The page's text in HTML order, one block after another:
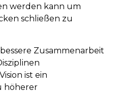
werden kann um
schließen zu
Zusammenarbeit
ist ein
höherer